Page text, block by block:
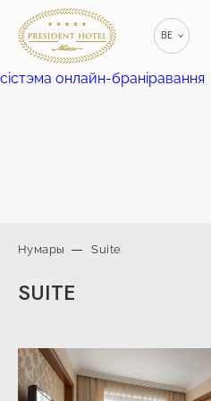
BE
РУССКИЙ
RU
ПРАЦЭДУРЫ
РЭСТАРАН
hotel.by
10-74
77-
сістэма онлайн-браніравання
Нумары Suite
SUITE